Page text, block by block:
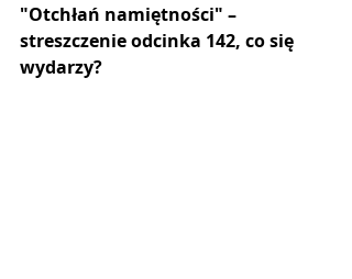
"Otchłań namiętności" –
streszczenie odcinka 142, co się
wydarzy?